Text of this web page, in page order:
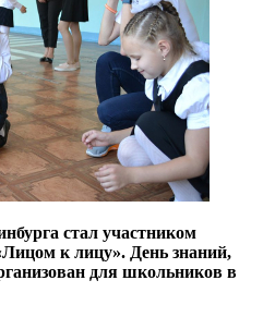
стал участником
к лицу». День знаний,
для школьников в